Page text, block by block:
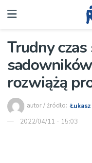
Trudny czas
rozwiążą
autor / źródło:
2022/04/11 - 15:03